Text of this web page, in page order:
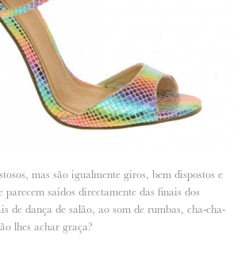
mas são igualmente giros, bem dispostos e
parecem saídos directamente das finais dos
de dança de salão, ao som de rumbas, cha-cha-
lhes achar graça?